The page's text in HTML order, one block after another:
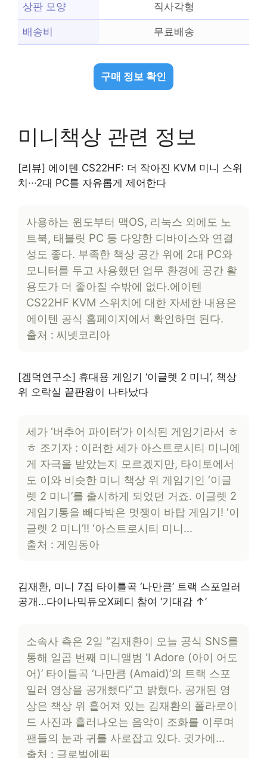
상판 모양 직사각형
배송비 무료배송
구매 정보 확인
미니책상 관련 정보
[리뷰] 에이텐 CS22HF: 더 작아진 KVM 미니 스위
치···2대 PC를 자유롭게 제어한다
사용하는 윈도부터 맥OS, 리눅스 외에도 노
트북, 태블릿 PC 등 다양한 디바이스와 연결
성도 좋다. 부족한 책상 공간 위에 2대 PC와
모니터를 두고 사용했던 업무 환경에 공간 활
용도가 더 좋아질 수밖에 없다.에이텐
CS22HF KVM 스위치에 대한 자세한 내용은
에이텐 공식 홈페이지에서 확인하면 된다.
출처 : 씨넷코리아
[겜덕연구소] 휴대용 게임기 ‘이글렛 2 미니’, 책상
위 오락실 끝판왕이 나타났다
세가 ‘버추어 파이터’가 이식된 게임기라서 ㅎ
ㅎ 조기자 : 이러한 세가 아스트로시티 미니에
게 자극을 받았는지 모르겠지만, 타이토에서
도 이와 비슷한 미니 책상 위 게임기인 ‘이글
렛 2 미니’를 출시하게 되었던 거죠. 이글렛 2
게임기통을 빼다박은 멋쟁이 바탑 게임기! ‘이
글렛 2 미니’!! ‘아스트로시티 미니…
출처 : 게임동아
김재환, 미니 7집 타이틀곡 ‘나만큼’ 트랙 스포일러
공개…다이나믹듀오X페디 참여 ‘기대감 ↑’
소속사 측은 2일 “김재환이 오늘 공식 SNS를
통해 일곱 번째 미니앨범 ‘I Adore (아이 어도
어)’ 타이틀곡 ‘나만큼 (Amaid)’의 트랙 스포
일러 영상을 공개했다”고 밝혔다. 공개된 영
상은 책상 위 흩어져 있는 김재환의 폴라로이
드 사진과 흘러나오는 음악이 조화를 이루며
팬들의 눈과 귀를 사로잡고 있다. 귓가에…
출처 : 글로벌에픽